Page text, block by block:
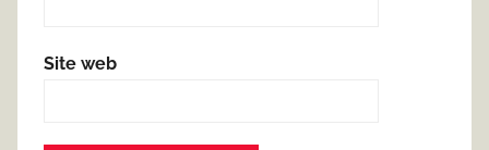
Site web